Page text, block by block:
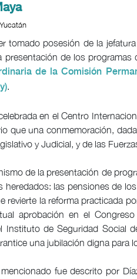
tomado posesión de la
presentación de los programas
de la Comisión
.
en el Centro
que una conmemoración,
y Judicial, y de las
de la presentación de
heredados: las pensiones de
revierte la reforma practicada
aprobación en el
Instituto de Seguridad Social
una jubilación digna para
fue descrito por